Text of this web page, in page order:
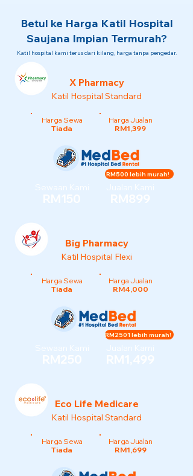
Betul ke Harga Katil Hospital
Saujana Impian Termurah?
Katil hospital kami terus dari kilang, harga tanpa pengedar.
X Pharmacy
Katil Hospital Standard
Harga Sewa
Tiada
Harga Jualan
RM1,399
Sewaan Kami
RM150
Jualan Kami
RM899
RM500 lebih murah!
Big Pharmacy
Katil Hospital Flexi
Harga Sewa
Tiada
Harga Jualan
RM4,000
Sewaan Kami
RM250
Jualan Kami
RM1,499
RM2501 lebih murah!
Eco Life Medicare
Katil Hospital Standard
Harga Sewa
Tiada
Harga Jualan
RM1,699